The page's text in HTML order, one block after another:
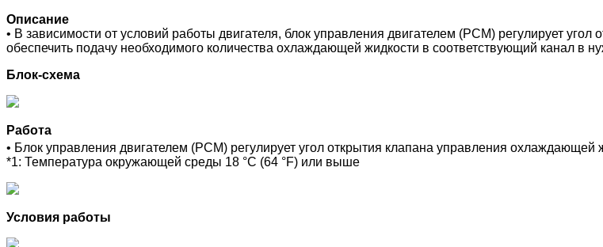
Описание
• В зависимости от условий работы двигателя, блок управления двигателем (PCM) регулирует
обеспечить подачу необходимого количества охлаждающей жидкости в соответствующий канал в
Блок-схема
Работа
• Блок управления двигателем (PCM) регулирует угол открытия клапана управления
*1: Температура окружающей среды 18 °C (64 °F) или выше
Условия работы